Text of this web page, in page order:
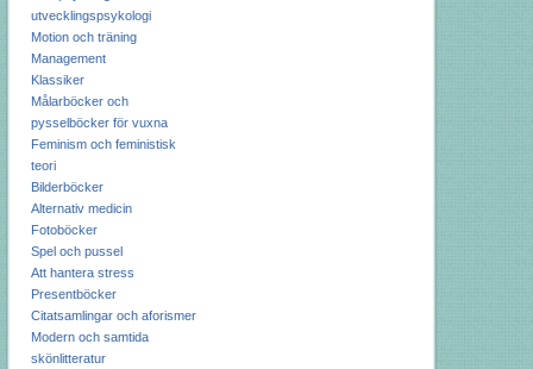
utvecklingspsykologi
Motion och träning
Management
Klassiker
Målarböcker och
pysselböcker för vuxna
Feminism och feministisk
teori
Bilderböcker
Alternativ medicin
Fotoböcker
Spel och pussel
Att hantera stress
Presentböcker
Citatsamlingar och aforismer
Modern och samtida
skönlitteratur